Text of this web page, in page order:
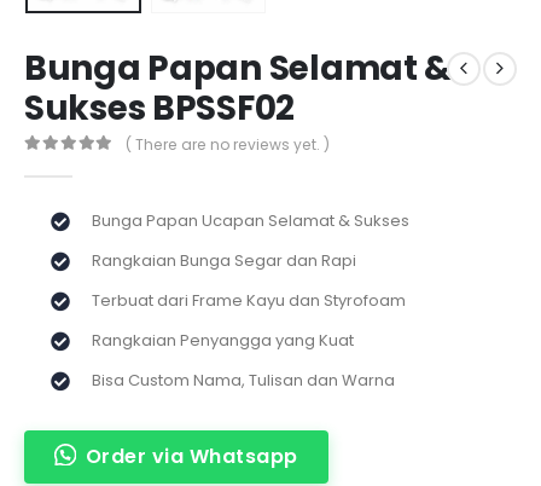
Bunga Papan Selamat &
Sukses BPSSF02
( There are no reviews yet. )
Bunga Papan Ucapan Selamat & Sukses
Rangkaian Bunga Segar dan Rapi
Terbuat dari Frame Kayu dan Styrofoam
Rangkaian Penyangga yang Kuat
Bisa Custom Nama, Tulisan dan Warna
Order via Whatsapp